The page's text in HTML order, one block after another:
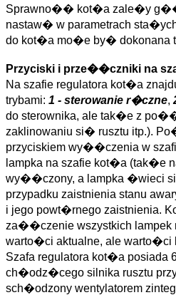
Sprawno�� kot�a zale�y
nastaw� w parametrach
do kot�a mo�e by� dokonana
Przyciski i prze��czniki na
Na szafie regulatora kot�a
trybami: 1 - sterowanie r�czne,
do sterownika, ale tak�e z
zaklinowaniu si� rusztu itp.).
przyciskiem wy��czenia w
lampka na szafie kot�a (tak�e
wy��czony, a lampka �wieci
przypadku zaistnienia stanu
i jego powt�rnego zaistnienia.
za��czenie wszystkich lampek
warto�ci aktualne, ale warto�ci
Szafa regulatora kot�a
ch�odz�cego silnika rusztu
sch�odzony wentylatorem